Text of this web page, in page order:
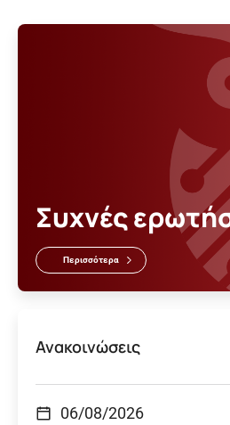
Συχνές
Περισσότερα
Ανακοινώσεις
06/08/2026